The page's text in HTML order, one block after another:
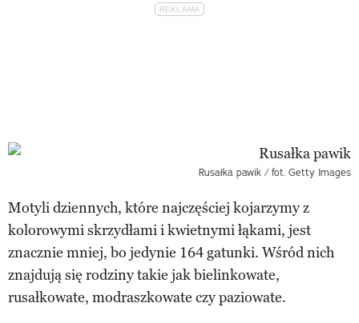
Rusałka pawik / fot. Getty Images
Motyli dziennych, które najczęściej kojarzymy z
kolorowymi skrzydłami i kwietnymi łąkami, jest
znacznie mniej, bo jedynie 164 gatunki. Wśród nich
znajdują się rodziny takie jak bielinkowate,
rusałkowate, modraszkowate czy paziowate.